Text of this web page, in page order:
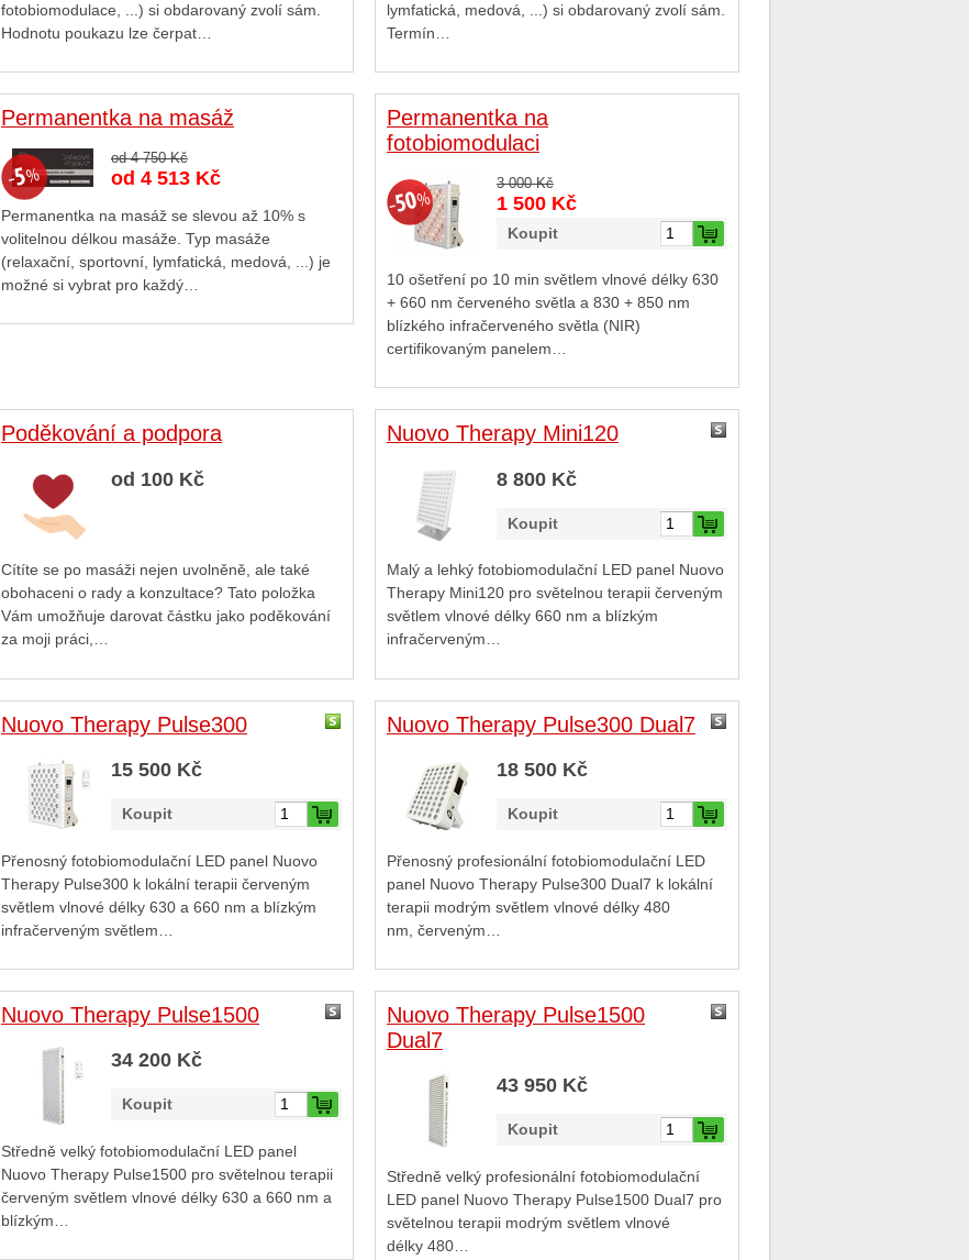
fotobiomodulace, ...) si obdarovaný zvolí sám.
Hodnotu poukazu lze čerpat…
lymfatická, medová, ...) si obdarovaný zvolí sám.
Termín…
Permanentka na masáž
od 4 750 Kč
od 4 513 Kč
Permanentka na masáž se slevou až 10% s
volitelnou délkou masáže. Typ masáže
(relaxační, sportovní, lymfatická, medová, ...) je
možné si vybrat pro každý…
Permanentka na
fotobiomodulaci
3 000 Kč
1 500 Kč
Koupit
10 ošetření po 10 min světlem vlnové délky 630
+ 660 nm červeného světla a 830 + 850 nm
blízkého infračerveného světla (NIR)
certifikovaným panelem…
Poděkování a podpora
od 100 Kč
Cítíte se po masáži nejen uvolněně, ale také
obohaceni o rady a konzultace? Tato položka
Vám umožňuje darovat částku jako poděkování
za moji práci,…
Nuovo Therapy Mini120
8 800 Kč
Koupit
Malý a lehký fotobiomodulační LED panel Nuovo
Therapy Mini120 pro světelnou terapii červeným
světlem vlnové délky 660 nm a blízkým
infračerveným…
Nuovo Therapy Pulse300
15 500 Kč
Koupit
Přenosný fotobiomodulační LED panel Nuovo
Therapy Pulse300 k lokální terapii červeným
světlem vlnové délky 630 a 660 nm a blízkým
infračerveným světlem…
Nuovo Therapy Pulse300 Dual7
18 500 Kč
Koupit
Přenosný profesionální fotobiomodulační LED
panel Nuovo Therapy Pulse300 Dual7 k lokální
terapii modrým světlem vlnové délky 480
nm, červeným…
Nuovo Therapy Pulse1500
34 200 Kč
Koupit
Středně velký fotobiomodulační LED panel
Nuovo Therapy Pulse1500 pro světelnou terapii
červeným světlem vlnové délky 630 a 660 nm a
blízkým…
Nuovo Therapy Pulse1500
Dual7
43 950 Kč
Koupit
Středně velký profesionální fotobiomodulační
LED panel Nuovo Therapy Pulse1500 Dual7 pro
světelnou terapii modrým světlem vlnové
délky 480…